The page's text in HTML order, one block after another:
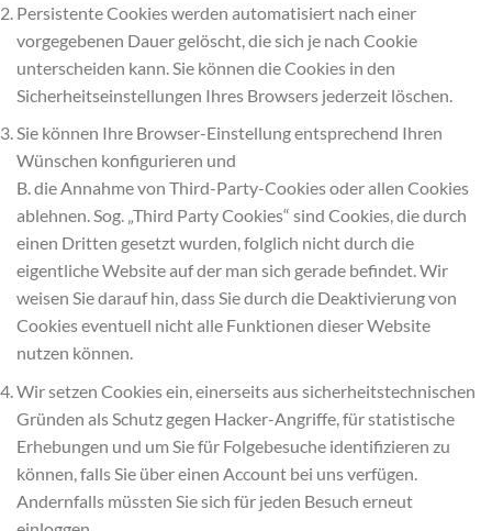
Persistente Cookies werden automatisiert nach einer
vorgegebenen Dauer gelöscht, die sich je nach Cookie
unterscheiden kann. Sie können die Cookies in den
Sicherheitseinstellungen Ihres Browsers jederzeit löschen.
Sie können Ihre Browser-Einstellung entsprechend Ihren
Wünschen konfigurieren und
B. die Annahme von Third-Party-Cookies oder allen Cookies
ablehnen. Sog. „Third Party Cookies“ sind Cookies, die durch
einen Dritten gesetzt wurden, folglich nicht durch die
eigentliche Website auf der man sich gerade befindet. Wir
weisen Sie darauf hin, dass Sie durch die Deaktivierung von
Cookies eventuell nicht alle Funktionen dieser Website
nutzen können.
Wir setzen Cookies ein, einerseits aus sicherheitstechnischen
Gründen als Schutz gegen Hacker-Angriffe, für statistische
Erhebungen und um Sie für Folgebesuche identifizieren zu
können, falls Sie über einen Account bei uns verfügen.
Andernfalls müssten Sie sich für jeden Besuch erneut